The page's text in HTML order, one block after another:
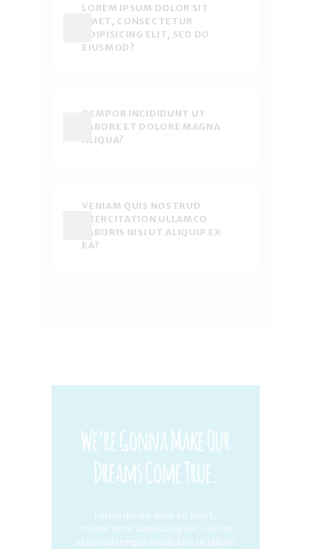
LOREM IPSUM DOLOR SIT
AMET, CONSECTETUR
ADIPISICING ELIT, SED DO
EIUSMOD?
TEMPOR INCIDIDUNT UT
LABORE ET DOLORE MAGNA
ALIQUA?
VENIAM QUIS NOSTRUD
EXERCITATION ULLAMCO
LABORIS NISI UT ALIQUIP EX
EA?
We’re Gonna Make Our
Dreams Come True.
Lorem ipsum dolor sit amet,
consectetur adipisicing elit, sed do
eiusmod tempor incididunt ut labore